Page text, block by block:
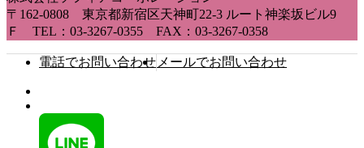
〒162-0808 東京都新宿区天神町22-3 ルート神楽坂ビル9
Ｆ TEL：03-3267-0355 FAX：03-3267-0358
電話でお問い合わせ メールでお問い合わせ